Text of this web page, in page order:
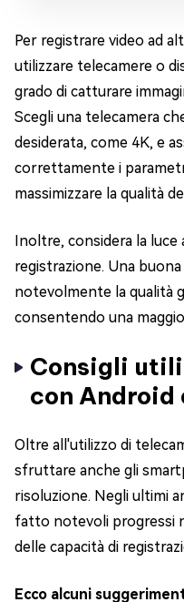
Per registrare video ad
utilizzare telecamere o
grado di catturare
Scegli una telecamera
desiderata, come 4K, e
correttamente i
massimizzare la qualità
Inoltre, considera la
registrazione. Una
notevolmente la qualità
consentendo una
Consigli
con Android
Oltre all'utilizzo di
sfruttare anche gli
risoluzione. Negli ultimi
fatto notevoli progressi
delle capacità di
Ecco alcuni